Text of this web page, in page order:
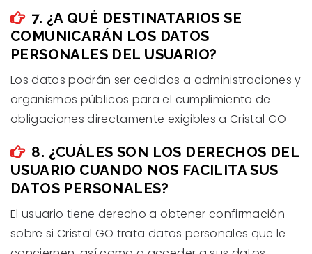
7. ¿A QUÉ DESTINATARIOS SE
COMUNICARÁN LOS DATOS
PERSONALES DEL USUARIO?
Los datos podrán ser cedidos a administraciones y
organismos públicos para el cumplimiento de
obligaciones directamente exigibles a Cristal GO
8. ¿CUÁLES SON LOS DERECHOS DEL
USUARIO CUANDO NOS FACILITA SUS
DATOS PERSONALES?
El usuario tiene derecho a obtener confirmación
sobre si Cristal GO trata datos personales que le